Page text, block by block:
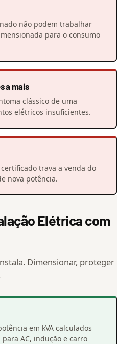
não podem trabalhar
para o consumo
a mais
clássico de uma
elétricos insuficientes.
trava a venda do
nova potência.
Elétrica com
Dimensionar, proteger
em kVA calculados
AC, indução e carro